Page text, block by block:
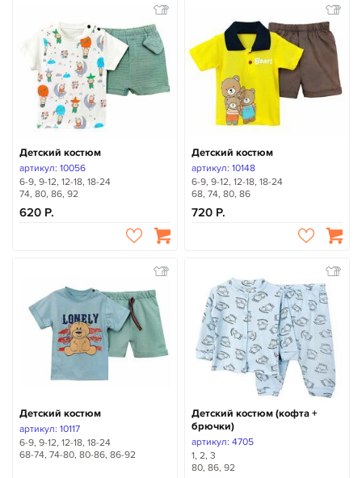
Детский костюм
артикул: 10056
6-9, 9-12, 12-18, 18-24
74, 80, 86, 92
620
Детский костюм
артикул: 10148
6-9, 9-12, 12-18, 18-24
68, 74, 80, 86
720
Детский костюм
артикул: 10117
6-9, 9-12, 12-18, 18-24
68-74, 74-80, 80-86, 86-92
Детский костюм (кофта +
брючки)
артикул: 4705
1, 2, 3
80, 86, 92